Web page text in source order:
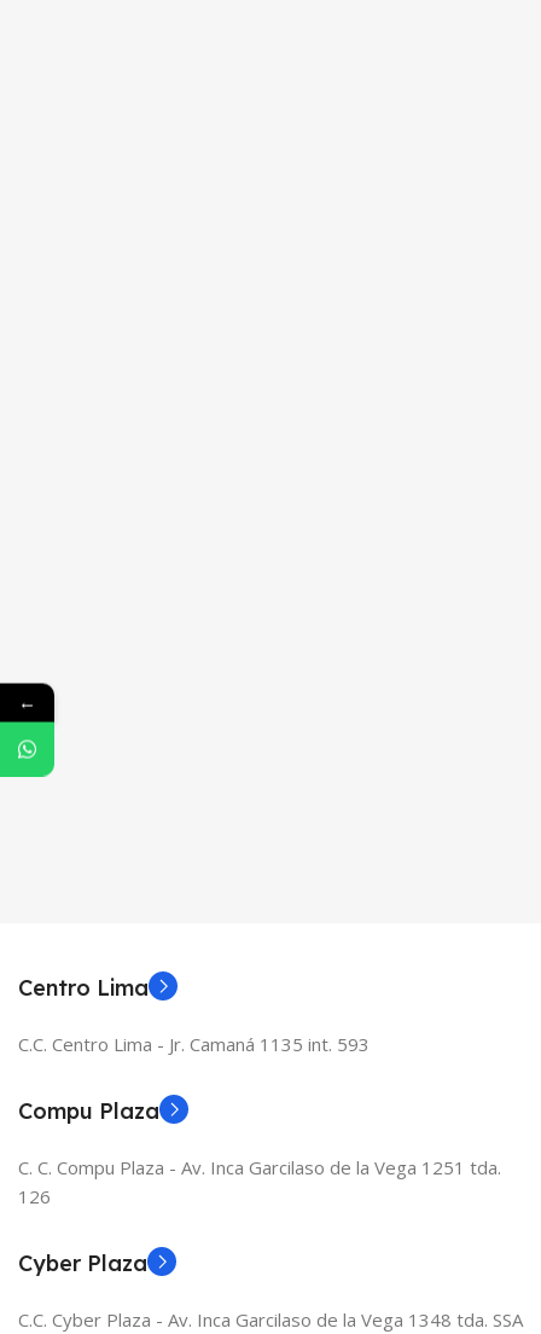
Centro Lima
C.C. Centro Lima - Jr. Camaná 1135 int. 593
Compu Plaza
C. C. Compu Plaza - Av. Inca Garcilaso de la Vega 1251 tda.
126
Cyber Plaza
C.C. Cyber Plaza - Av. Inca Garcilaso de la Vega 1348 tda. SSA
←